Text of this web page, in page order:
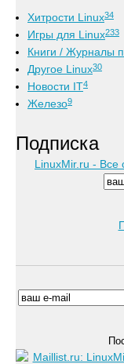
Хитрости Linux34
Игры для Linux233
Книги / Журналы
Другое Linux30
Новости IT4
Железо9
Подписка
LinuxMir.ru - Все